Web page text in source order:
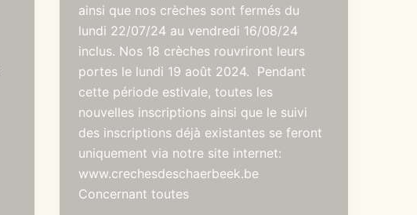
ainsi que nos crèches sont fermés du
lundi 22/07/24 au vendredi 16/08/24
inclus. Nos 18 crèches rouvriront leurs
portes le lundi 19 août 2024. Pendant
cette période estivale, toutes les
nouvelles inscriptions ainsi que le suivi
des inscriptions déjà existantes se feront
uniquement via notre site internet:
www.crechesdeschaerbeek.be
Concernant toutes